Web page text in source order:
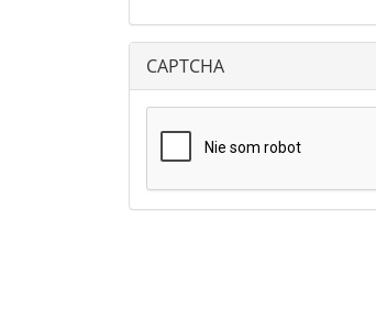
CAPTCHA